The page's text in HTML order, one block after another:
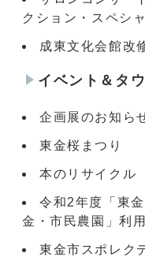
クション・スペシ
成東文化会館改
イベント＆タ
企画展のお知ら
東金桜まつり
本のリサイクル
令和2年度「東
金・市民農園」利
東金市スポレク